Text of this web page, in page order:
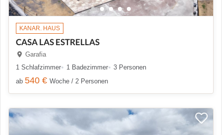
KANAR. HAUS
CASA LAS ESTRELLAS
Garafia
1 Schlafzimmer
1 Badezimmer
3 Personen
ab 540 € Woche / 2 Personen